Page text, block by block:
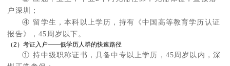
户深圳；
④ 留学生，本科以上学历，持有《中国高等教育学历认证
报告》，45周岁以下。
（2）考证入户——低学历人群的快速路径
① 持中级职称证书，具备中专以上学历，45周岁以内，深